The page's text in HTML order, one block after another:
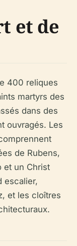
et de
400 reliques
martyrs des
dans des
ouvragés. Les
de Rubens,
et un Christ
escalier,
et les cloîtres